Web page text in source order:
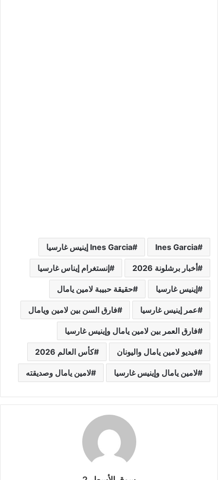
Ines Garcia Ines Garcia إينيس غارسيا
أخبار برشلونة 2026 إنستغرام إيناس غارسيا
إينيس غارسيا حقيقة حبيبة لامين يامال
عمر إينيس غارسيا فارق السن بين لامين ويامال
فارق العمر بين لامين يامال وإينيس غارسيا
فيديو لامين يامال واليونان كأس العالم 2026
لامين يامال وإينيس غارسيا لامين يامال وصديقته